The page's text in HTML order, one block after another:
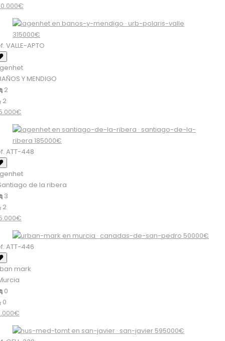
VALLE-APTO
Y MENDIGO
2
2
ATT-448
de la ribera
3
2
ATT-446
mark
0
0